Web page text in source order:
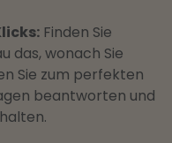
Finden Sie
das, wonach Sie
Sie zum perfekten
beantworten und